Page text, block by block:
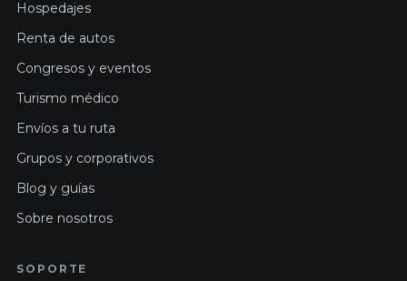
Hospedajes
Renta de autos
Congresos y eventos
Turismo médico
Envíos a tu ruta
Grupos y corporativos
Blog y guías
Sobre nosotros
SOPORTE